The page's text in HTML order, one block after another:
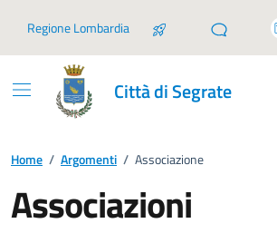
Regione Lombardia
Città di Segrate
Home / Argomenti / Associazione
Associazioni